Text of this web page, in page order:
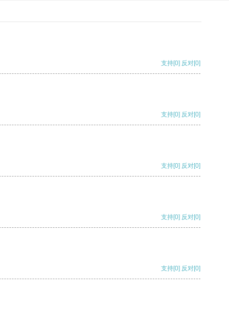
支持[0] 反对[0]
支持[0] 反对[0]
支持[0] 反对[0]
支持[0] 反对[0]
支持[0] 反对[0]